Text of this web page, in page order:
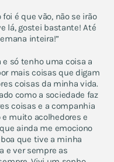
é que vão, não se irão
lá, gostei bastante! Até
inteira!”
e só tenho uma coisa a
mais coisas que digam
coisas da minha vida.
como a sociedade faz
coisas e a companhia
muito acolhedores e
ainda me emociono
que tive a minha
e ver sempre as